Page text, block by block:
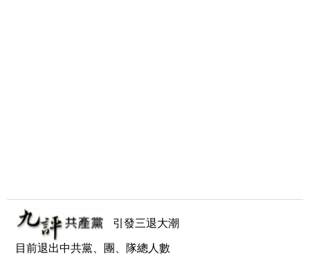
引發三退大潮
目前退出中共黨、團、隊總人數